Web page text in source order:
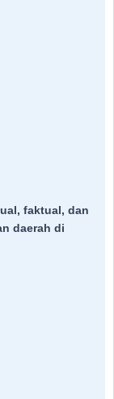
faktual, dan
daerah di